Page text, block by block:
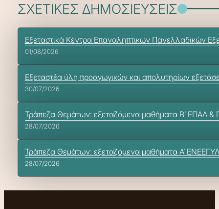
ΣΧΕΤΙΚΕΣ ΔΗΜΟΣΙΕΥΣΕΙΣ
Εξεταστικά Κέντρα Επαναληπτικών Πανελλαδικών
01/08/2026
Εξεταστέα ύλη προαγωγικών και απολυτηρίων
30/07/2026
Τράπεζα Θεμάτων: εξεταζόμενα μαθήματα Β’ ΕΠΑΛ
28/07/2026
Τράπεζα Θεμάτων: εξεταζόμενα μαθήματα Α’
28/07/2026